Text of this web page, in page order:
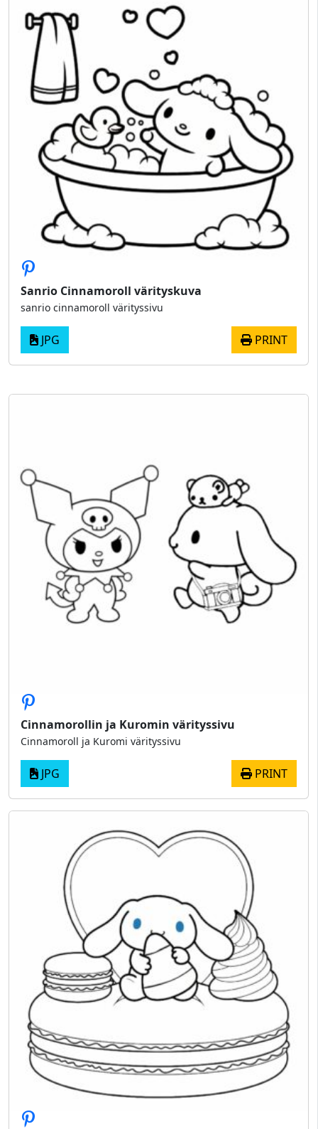
Sanrio Cinnamoroll värityskuva
sanrio cinnamoroll värityssivu
JPG PRINT
Cinnamorollin ja Kuromin värityssivu
Cinnamoroll ja Kuromi värityssivu
JPG PRINT